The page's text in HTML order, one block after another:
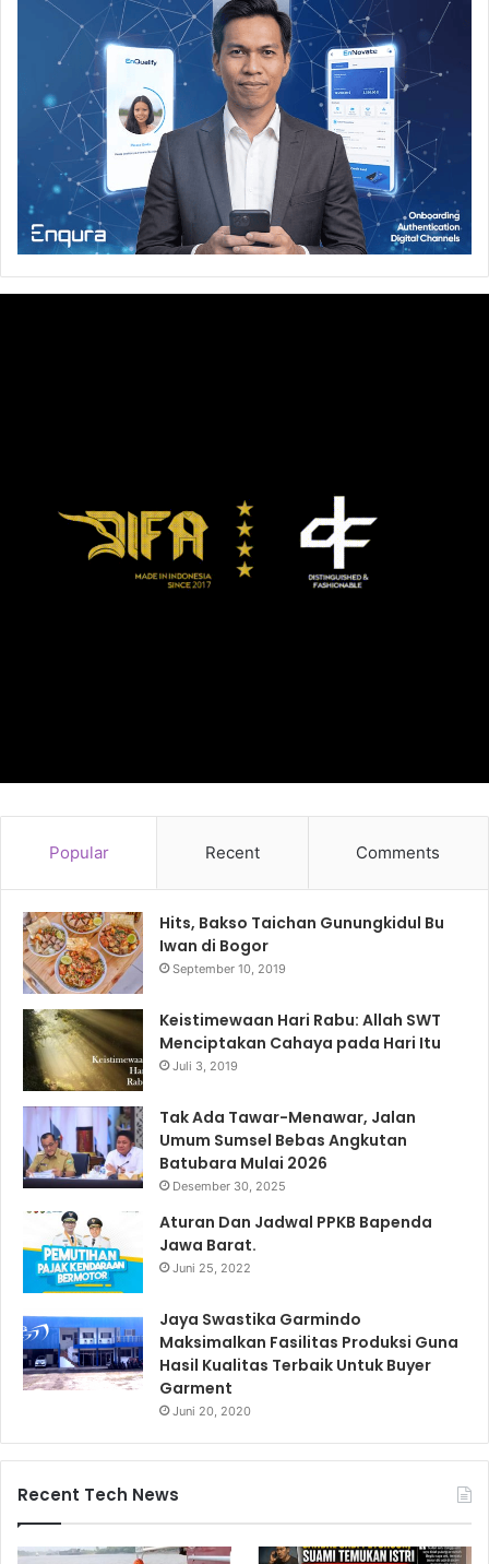
Popular Recent Comments
Hits, Bakso Taichan Gunungkidul Bu
Iwan di Bogor
September 10, 2019
Keistimewaan Hari Rabu: Allah SWT
Menciptakan Cahaya pada Hari Itu
Juli 3, 2019
Tak Ada Tawar-Menawar, Jalan
Umum Sumsel Bebas Angkutan
Batubara Mulai 2026
Desember 30, 2025
Aturan Dan Jadwal PPKB Bapenda
Jawa Barat.
Juni 25, 2022
Jaya Swastika Garmindo
Maksimalkan Fasilitas Produksi Guna
Hasil Kualitas Terbaik Untuk Buyer
Garment
Juni 20, 2020
Recent Tech News